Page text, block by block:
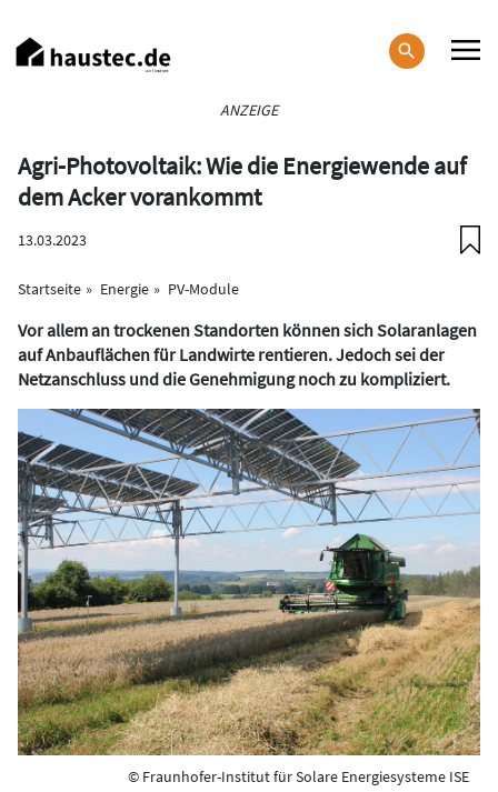
zum
Inhalt
ANZEIGE
Agri-Photovoltaik: Wie die Energiewende auf
dem Acker vorankommt
13.03.2023
Startseite Energie PV-Module
Vor allem an trockenen Standorten können sich Solaranlagen
auf Anbauflächen für Landwirte rentieren. Jedoch sei der
Netzanschluss und die Genehmigung noch zu kompliziert.
© Fraunhofer-Institut für Solare Energiesysteme ISE